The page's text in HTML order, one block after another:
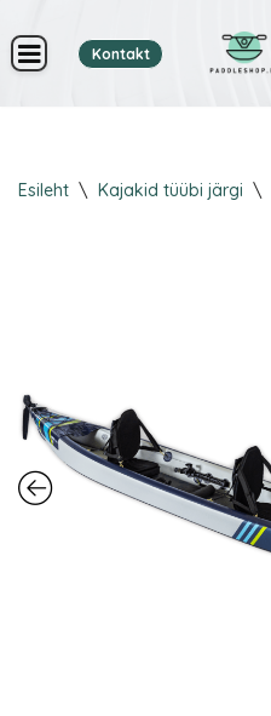
Skip
content
Kontakt
Esileht \ Kajakid tüübi järgi \